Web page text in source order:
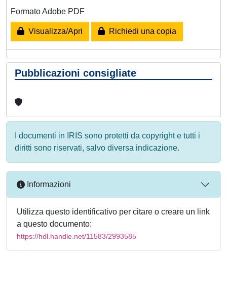
Formato Adobe PDF
Visualizza/Apri Richiedi una copia
Pubblicazioni consigliate
I documenti in IRIS sono protetti da copyright e tutti i
diritti sono riservati, salvo diversa indicazione.
Informazioni
Utilizza questo identificativo per citare o creare un link
a questo documento:
https://hdl.handle.net/11583/2993585